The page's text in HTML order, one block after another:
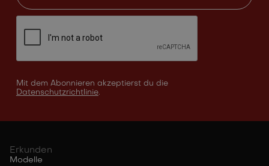
Mit dem Abonnieren akzeptierst du die
Datenschutzrichtlinie.
Erkunden
Modelle